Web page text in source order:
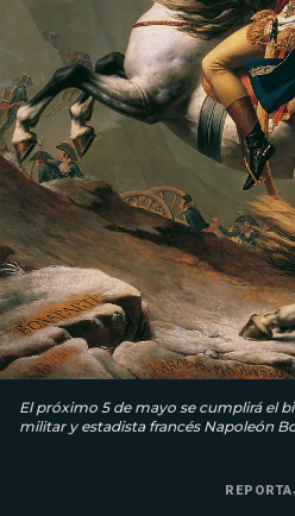
El próximo 5 de mayo se cumplirá el
militar y estadista francés Napoleón